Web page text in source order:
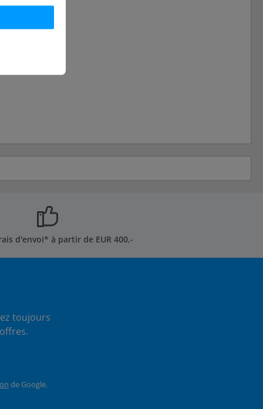
d'envoi* à partir de EUR 400,-
toujours
de Google.